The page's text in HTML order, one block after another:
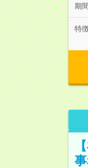
期間
特